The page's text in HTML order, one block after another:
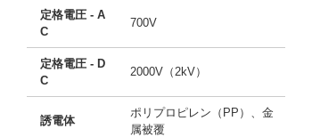
定格電圧 - A
C
700V
定格電圧 - D
C
2000V（2kV）
誘電体
ポリプロピレン（PP）、金
属被覆